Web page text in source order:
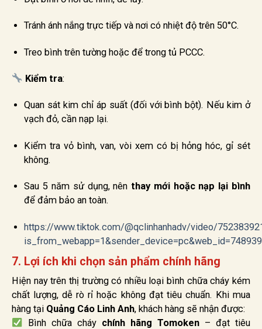
Tránh ánh nắng trực tiếp và nơi có nhiệt độ trên 50°C.
Treo bình trên tường hoặc để trong tủ PCCC.
Kiểm tra:
Quan sát kim chỉ áp suất (đối với bình bột). Nếu kim ở
vạch đỏ, cần nạp lại.
Kiểm tra vỏ bình, van, vòi xem có bị hỏng hóc, gỉ sét
không.
Sau 5 năm sử dụng, nên thay mới hoặc nạp lại bình
để đảm bảo an toàn.
https://www.tiktok.com/@qclinhanhadv/video/
7. Lợi ích khi chọn sản phẩm chính hãng
Hiện nay trên thị trường có nhiều loại bình chữa cháy kém
chất lượng, dễ rò rỉ hoặc không đạt tiêu chuẩn. Khi mua
hàng tại Quảng Cáo Linh Anh, khách hàng sẽ nhận được:
Bình chữa cháy chính hãng Tomoken– đạt tiêu